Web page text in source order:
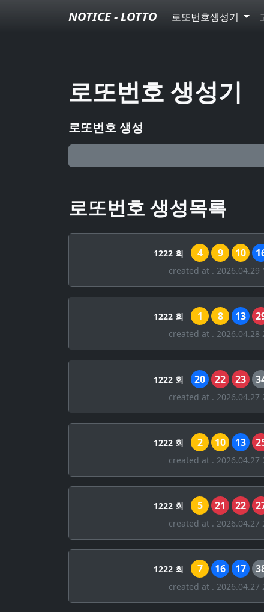
NOTICE - LOTTO 로또번호생성기
로또번호 생성기
로또번호 생성
로또번호 생성목록
1222 회 4 9 10
created at . 2026.04.29
1222 회 1 8 13
created at . 2026.04.28
1222 회 20 22 23
created at . 2026.04.27
1222 회 2 10 13
created at . 2026.04.27
1222 회 5 21 22
created at . 2026.04.27
1222 회 7 16 17
created at . 2026.04.27